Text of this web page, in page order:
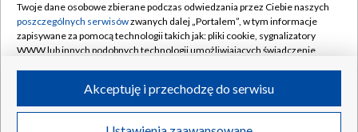
Rada Programowa
System NOS
Informacje o nadawcy
Program dla prasy
Kontakt
Kanały
©2026 Telewizja Polska S.A. w likwidacji
Twoje dane osobowe zbierane podczas odwiedzania przez Ciebie naszych
poszczególnych serwisówzwanych dalej „Portalem”, w tym informacje
zapisywane za pomocą technologii takich jak: pliki cookie, sygnalizatory
WWW lub innych podobnych technologii umożliwiających świadczenie
ruchu w Internecie.
Twoje dane osobowe zbierane podczas odwiedzania przez Ciebie
Akceptuję i przechodzę do serwisu